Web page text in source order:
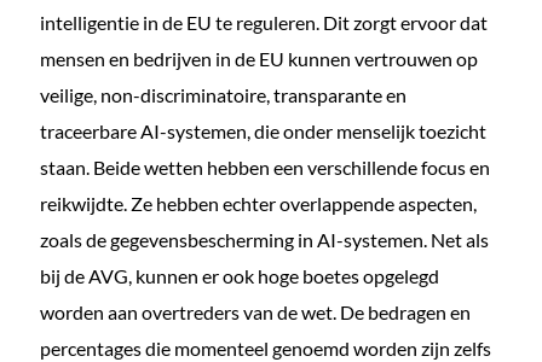
intelligentie in de EU te reguleren. Dit zorgt ervoor dat
mensen en bedrijven in de EU kunnen vertrouwen op
veilige, non-discriminatoire, transparante en
traceerbare AI-systemen, die onder menselijk toezicht
staan. Beide wetten hebben een verschillende focus en
reikwijdte. Ze hebben echter overlappende aspecten,
zoals de gegevensbescherming in AI-systemen. Net als
bij de AVG, kunnen er ook hoge boetes opgelegd
worden aan overtreders van de wet. De bedragen en
percentages die momenteel genoemd worden zijn zelfs